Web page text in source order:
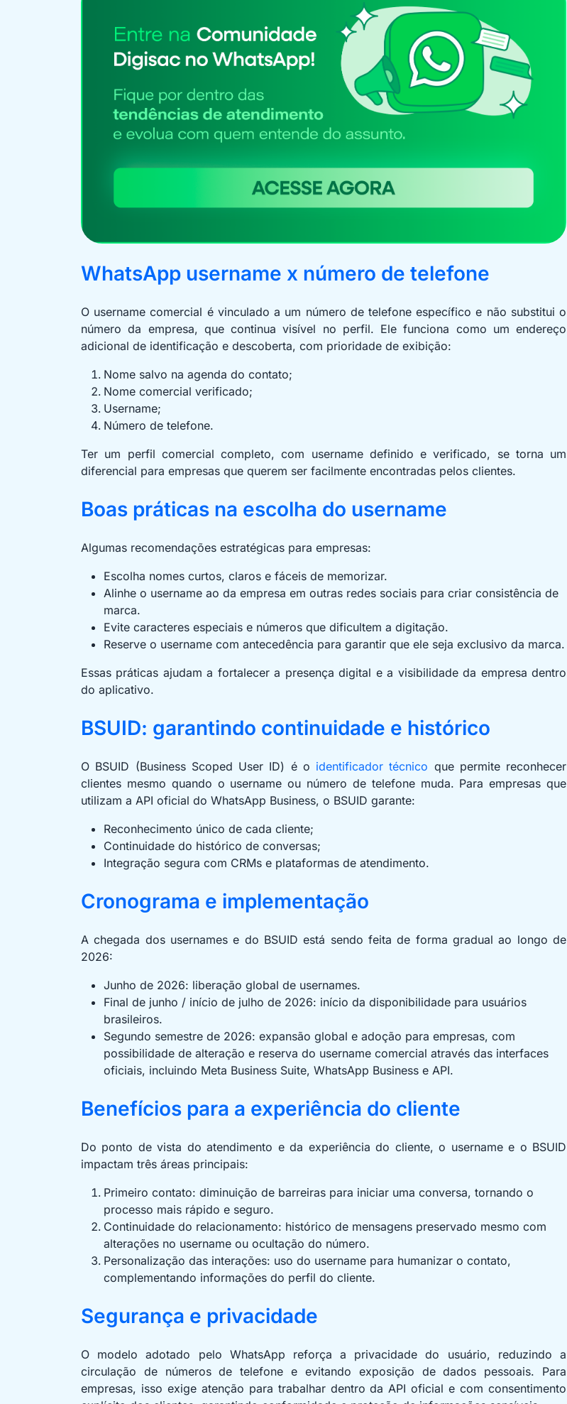
WhatsApp username x número de telefone
O username comercial é vinculado a um número de telefone específico e não substitui o
número da empresa, que continua visível no perfil. Ele funciona como um endereço
adicional de identificação e descoberta, com prioridade de exibição:
Nome salvo na agenda do contato;
Nome comercial verificado;
Username;
Número de telefone.
Ter um perfil comercial completo, com username definido e verificado, se torna um
diferencial para empresas que querem ser facilmente encontradas pelos clientes.
Boas práticas na escolha do username
Algumas recomendações estratégicas para empresas:
Escolha nomes curtos, claros e fáceis de memorizar.
Alinhe o username ao da empresa em outras redes sociais para criar consistência de
marca.
Evite caracteres especiais e números que dificultem a digitação.
Reserve o username com antecedência para garantir que ele seja exclusivo da marca.
Essas práticas ajudam a fortalecer a presença digital e a visibilidade da empresa dentro
do aplicativo.
BSUID: garantindo continuidade e histórico
O BSUID (Business Scoped User ID) é o identificador técnico que permite reconhecer
clientes mesmo quando o username ou número de telefone muda. Para empresas que
utilizam a API oficial do WhatsApp Business, o BSUID garante:
Reconhecimento único de cada cliente;
Continuidade do histórico de conversas;
Integração segura com CRMs e plataformas de atendimento.
Cronograma e implementação
A chegada dos usernames e do BSUID está sendo feita de forma gradual ao longo de
2026:
Junho de 2026: liberação global de usernames.
Final de junho / início de julho de 2026: início da disponibilidade para usuários
brasileiros.
Segundo semestre de 2026: expansão global e adoção para empresas, com
possibilidade de alteração e reserva do username comercial através das interfaces
oficiais, incluindo Meta Business Suite, WhatsApp Business e API.
Benefícios para a experiência do cliente
Do ponto de vista do atendimento e da experiência do cliente, o username e o BSUID
impactam três áreas principais:
Primeiro contato: diminuição de barreiras para iniciar uma conversa, tornando o
processo mais rápido e seguro.
Continuidade do relacionamento: histórico de mensagens preservado mesmo com
alterações no username ou ocultação do número.
Personalização das interações: uso do username para humanizar o contato,
complementando informações do perfil do cliente.
Segurança e privacidade
O modelo adotado pelo WhatsApp reforça a privacidade do usuário, reduzindo a
circulação de números de telefone e evitando exposição de dados pessoais. Para
empresas, isso exige atenção para trabalhar dentro da API oficial e com consentimento